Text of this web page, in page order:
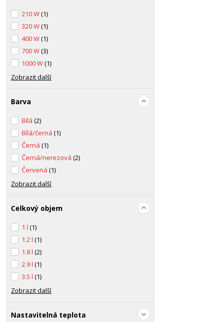
210 W(1)
320 W(1)
400 W(1)
700 W(3)
1000 W(1)
Zobrazit další
Barva
Bílá(2)
Bílá/černá(1)
Černá(1)
Černá/nerezová(2)
Červená(1)
Zobrazit další
Celkový objem
1 l(1)
1.2 l(1)
1.8 l(2)
2.9 l(1)
3.5 l(1)
Zobrazit další
Nastavitelná teplota